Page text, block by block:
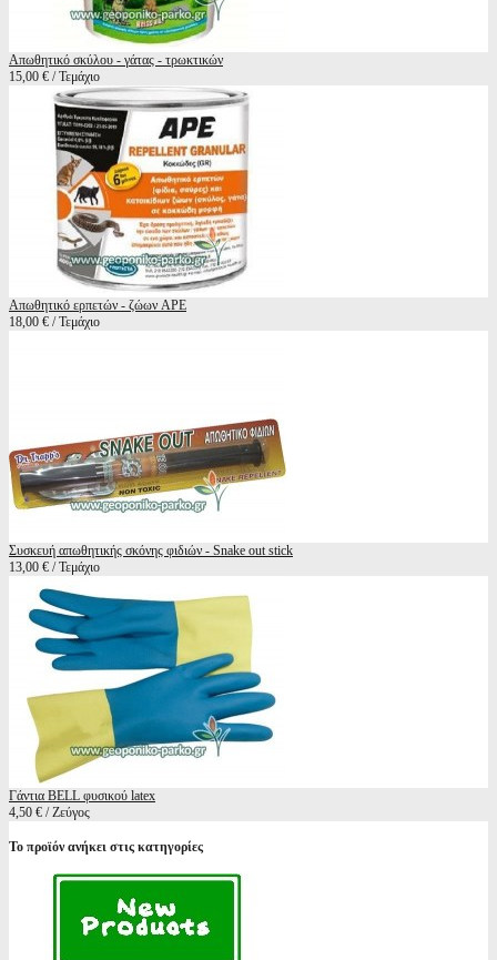
Απωθητικό σκύλου - γάτας - τρωκτικών
15,00 € / Τεμάχιο
Απωθητικό ερπετών - ζώων APE
18,00 € / Τεμάχιο
Συσκευή απωθητικής σκόνης φιδιών - Snake out stick
13,00 € / Τεμάχιο
Γάντια BELL φυσικού latex
4,50 € / Ζεύγος
Το προϊόν ανήκει στις κατηγορίες